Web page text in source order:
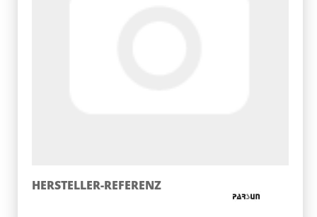
HERSTELLER-REFERENZ